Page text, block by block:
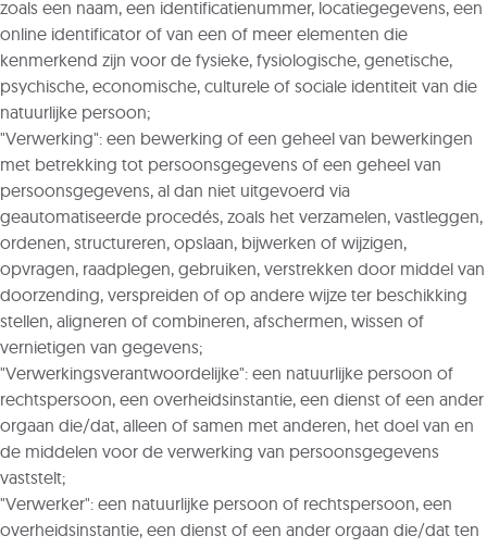
zoals een naam, een identificatienummer, locatiegegevens, een
online identificator of van een of meer elementen die
kenmerkend zijn voor de fysieke, fysiologische, genetische,
psychische, economische, culturele of sociale identiteit van die
natuurlijke persoon;
"Verwerking": een bewerking of een geheel van bewerkingen
met betrekking tot persoonsgegevens of een geheel van
persoonsgegevens, al dan niet uitgevoerd via
geautomatiseerde procedés, zoals het verzamelen, vastleggen,
ordenen, structureren, opslaan, bijwerken of wijzigen,
opvragen, raadplegen, gebruiken, verstrekken door middel van
doorzending, verspreiden of op andere wijze ter beschikking
stellen, aligneren of combineren, afschermen, wissen of
vernietigen van gegevens;
"Verwerkingsverantwoordelijke": een natuurlijke persoon of
rechtspersoon, een overheidsinstantie, een dienst of een ander
orgaan die/dat, alleen of samen met anderen, het doel van en
de middelen voor de verwerking van persoonsgegevens
vaststelt;
"Verwerker": een natuurlijke persoon of rechtspersoon, een
overheidsinstantie, een dienst of een ander orgaan die/dat ten